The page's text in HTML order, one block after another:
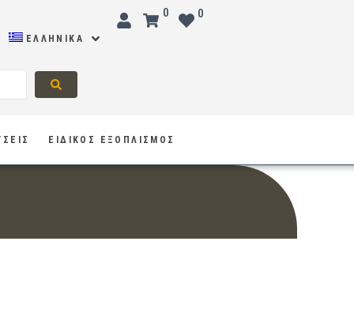
ΕΛΛΗΝΙΚΆ
0 0
ΕΙΔΙΚΟΣ ΕΞΟΠΛΙΣΜΟΣ